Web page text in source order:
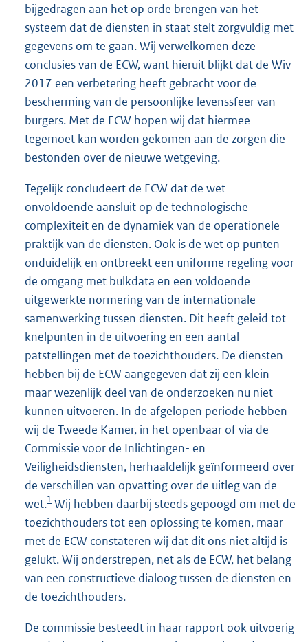
bijgedragen aan het op orde brengen van het
systeem dat de diensten in staat stelt zorgvuldig met
gegevens om te gaan. Wij verwelkomen deze
conclusies van de ECW, want hieruit blijkt dat de Wiv
2017 een verbetering heeft gebracht voor de
bescherming van de persoonlijke levenssfeer van
burgers. Met de ECW hopen wij dat hiermee
tegemoet kan worden gekomen aan de zorgen die
bestonden over de nieuwe wetgeving.
Tegelijk concludeert de ECW dat de wet
onvoldoende aansluit op de technologische
complexiteit en de dynamiek van de operationele
praktijk van de diensten. Ook is de wet op punten
onduidelijk en ontbreekt een uniforme regeling voor
de omgang met bulkdata en een voldoende
uitgewerkte normering van de internationale
samenwerking tussen diensten. Dit heeft geleid tot
knelpunten in de uitvoering en een aantal
patstellingen met de toezichthouders. De diensten
hebben bij de ECW aangegeven dat zij een klein
maar wezenlijk deel van de onderzoeken nu niet
kunnen uitvoeren. In de afgelopen periode hebben
wij de Tweede Kamer, in het openbaar of via de
Commissie voor de Inlichtingen- en
Veiligheidsdiensten, herhaaldelijk geïnformeerd over
de verschillen van opvatting over de uitleg van de
wet.1 Wij hebben daarbij steeds gepoogd om met de
toezichthouders tot een oplossing te komen, maar
met de ECW constateren wij dat dit ons niet altijd is
gelukt. Wij onderstrepen, net als de ECW, het belang
van een constructieve dialoog tussen de diensten en
de toezichthouders.
De commissie besteedt in haar rapport ook uitvoerig